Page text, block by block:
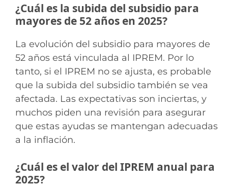
¿Cuál es la subida del subsidio para
mayores de 52 años en 2025?
La evolución del subsidio para mayores de
52 años está vinculada al IPREM. Por lo
tanto, si el IPREM no se ajusta, es probable
que la subida del subsidio también se vea
afectada. Las expectativas son inciertas, y
muchos piden una revisión para asegurar
que estas ayudas se mantengan adecuadas
a la inflación.
¿Cuál es el valor del IPREM anual para
2025?